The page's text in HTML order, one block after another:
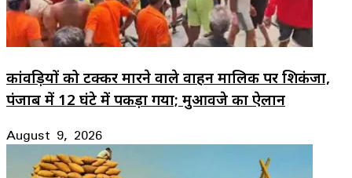
कांवड़ियों को टक्कर मारने वाले वाहन मालिक पर शिकंजा,
पंजाब में 12 घंटे में पकड़ा गया; मुआवजे का ऐलान
August 9, 2026